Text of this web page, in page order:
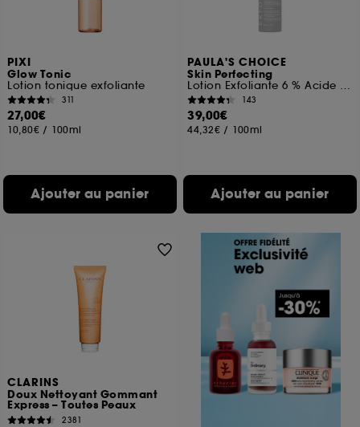
PIXI
Glow Tonic
Lotion tonique exfoliante
311
27,00€
10,80€ / 100ml
Ajouter au panier
PAULA'S CHOICE
Skin Perfecting
Lotion Exfoliante 6 % Acide Mandélique + 2 % Acide Lactique
143
39,00€
44,32€ / 100ml
Ajouter au panier
CLARINS
Doux Nettoyant Gommant
Express – Toutes Peaux
2381